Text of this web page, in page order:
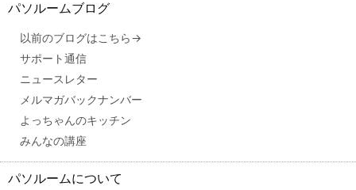
パソルームブログ
以前のブログはこちら→
サポート通信
ニュースレター
メルマガバックナンバー
よっちゃんのキッチン
みんなの講座
パソルームについて